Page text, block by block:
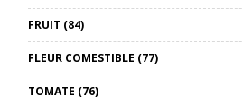
FRUIT (84)
FLEUR COMESTIBLE (77)
TOMATE (76)